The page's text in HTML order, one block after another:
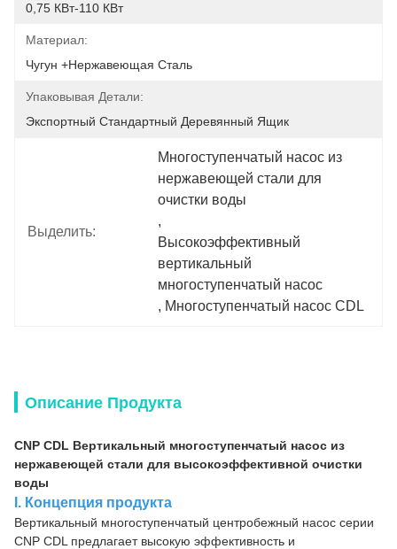
0,75 КВт-110 КВт
Материал:
Чугун +нержавеющая Сталь
Упаковывая Детали:
Экспортный Стандартный Деревянный Ящик
Выделить:
Многоступенчатый насос из
нержавеющей стали для
очистки воды
,
Высокоэффективный
вертикальный
многоступенчатый насос
, Многоступенчатый насос CDL
Описание Продукта
CNP CDL Вертикальный многоступенчатый насос из
нержавеющей стали для высокоэффективной очистки
воды
I. Концепция продукта
Вертикальный многоступенчатый центробежный насос серии
CNP CDL предлагает высокую эффективность и